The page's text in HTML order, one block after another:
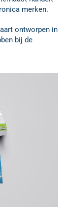
merken.
ontworpen in
bij de